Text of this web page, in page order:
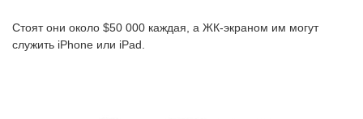
Стоят они около $50 000 каждая, а ЖК-экраном им могут
служить iPhone или iPad.